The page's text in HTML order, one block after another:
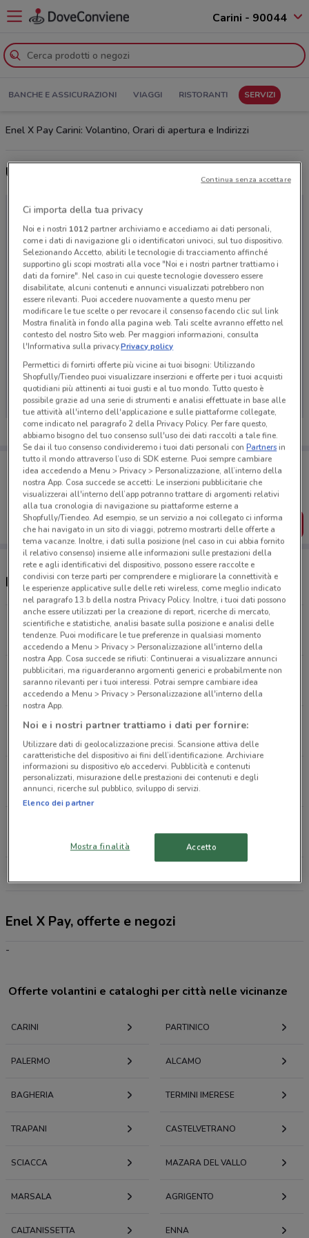
Carini - 90044
BANCHE E ASSICURAZIONI VIAGGI RISTORANTI SERVIZI
Enel X Pay Carini: Volantino, Orari di apertura e Indirizzi
Ultime offerte del volantino Enel X Pay
Ci dispiace, al momento non abbiamo pubblicato
volantini nella tua zona. Riprova più tardi.
Porta DoveConviene sempre con te!
Puoi trovare le migliori offerte dei negozi vicino a te,
salvarle e creare la tua lista del risparmio, comodamente
dal tuo cellulare.
SCARICA L’APP
Negozi Enel X Pay a Carini
Via S. Caterina 15 Carini
95 m
Via Papa Giovanni Paolo Ii, 48 Carini
3 km
Strada Statale 113 Km. 281 90-119 Carini
4 km
Via Cavour 10 Capaci
6.8 km
Enel X Pay, offerte e negozi
-
Offerte volantini e cataloghi per città nelle vicinanze
CARINI PARTINICO
PALERMO ALCAMO
BAGHERIA TERMINI IMERESE
TRAPANI CASTELVETRANO
SCIACCA MAZARA DEL VALLO
MARSALA AGRIGENTO
CALTANISSETTA ENNA
Ci importa della tua privacy
Noi e i nostri 1012partner archiviamo e accediamo ai dati personali,
come i dati di navigazione gli o identificatori univoci, sul tuo dispositivo.
Selezionando Accetto, abiliti le tecnologie di tracciamento affinché
supportino gli scopi mostrati alla voce "Noi e i nostri partner trattiamo i
dati da fornire". Nel caso in cui queste tecnologie dovessero essere
disabilitate, alcuni contenuti e annunci visualizzati potrebbero non
essere rilevanti. Puoi accedere nuovamente a questo menu per
modificare le tue scelte o per revocare il consenso facendo clic sul link
Mostra finalità in fondo alla pagina web. Tali scelte avranno effetto nel
contesto del nostro Sito web. Per maggiori informazioni, consulta
l'Informativa sulla privacy.Privacy policy
Permettici di fornirti offerte più vicine ai tuoi bisogni: Utilizzando
Shopfully/Tiendeo puoi visualizzare inserzioni e offerte per i tuoi acquisti
quotidiani più attinenti ai tuoi gusti e al tuo mondo. Tutto questo è
possibile grazie ad una serie di strumenti e analisi effettuate in base alle
tue attività all'interno dell'applicazione e sulle piattaforme collegate,
come indicato nel paragrafo 2 della Privacy Policy. Per fare questo,
abbiamo bisogno del tuo consenso sull'uso dei dati raccolti a tale fine.
Se dai il tuo consenso condivideremo i tuoi dati personali conPartnersin
tutto il mondo attraverso l’uso di SDK esterne. Puoi sempre cambiare
idea accedendo a Menu > Privacy > Personalizzazione, all’interno della
nostra App. Cosa succede se accetti: Le inserzioni pubblicitarie che
visualizzerai all'interno dell’app potranno trattare di argomenti relativi
alla tua cronologia di navigazione su piattaforme esterne a
Shopfully/Tiendeo. Ad esempio, se un servizio a noi collegato ci informa
che hai navigato in un sito di viaggi, potremo mostrarti delle offerte a
tema vacanze. Inoltre, i dati sulla posizione (nel caso in cui abbia fornito
il relativo consenso) insieme alle informazioni sulle prestazioni della
rete e agli identificativi del dispositivo, possono essere raccolte e
condivisi con terze parti per comprendere e migliorare la connettività e
le esperienze applicative sulle delle reti wireless, come meglio indicato
nel paragrafo 13.b della nostra Privacy Policy. Inoltre, i tuoi dati possono
anche essere utilizzati per la creazione di report, ricerche di mercato,
scientifiche e statistiche, analisi basate sulla posizione e analisi delle
tendenze. Puoi modificare le tue preferenze in qualsiasi momento
accedendo a Menu > Privacy > Personalizzazione all'interno della
nostra App. Cosa succede se rifiuti: Continuerai a visualizzare annunci
pubblicitari, ma riguarderanno argomenti generici e probabilmente non
saranno rilevanti per i tuoi interessi. Potrai sempre cambiare idea
accedendo a Menu > Privacy > Personalizzazione all'interno della
nostra App.
Noi e i nostri partner trattiamo i dati per fornire:
Utilizzare dati di geolocalizzazione precisi. Scansione attiva delle
caratteristiche del dispositivo ai fini dell’identificazione. Archiviare
informazioni su dispositivo e/o accedervi. Pubblicità e contenuti
personalizzati, misurazione delle prestazioni dei contenuti e degli
annunci, ricerche sul pubblico, sviluppo di servizi.
Elenco dei partner
Mostra finalità Accetto
Continua senza accettare